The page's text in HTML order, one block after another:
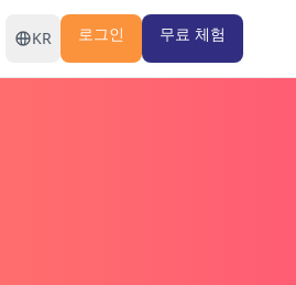
KR 로그인 무료 체험